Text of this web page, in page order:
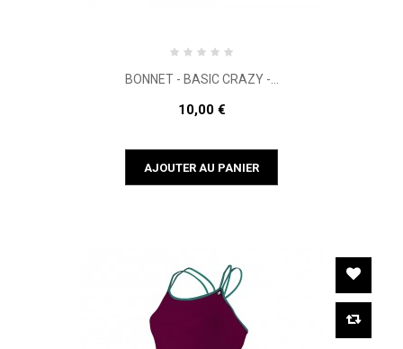
BONNET - BASIC CRAZY -...
10,00 €
AJOUTER AU PANIER